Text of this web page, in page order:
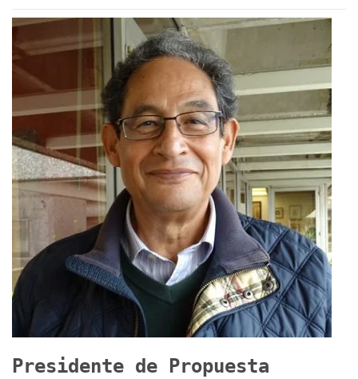
Presidente de Propuesta